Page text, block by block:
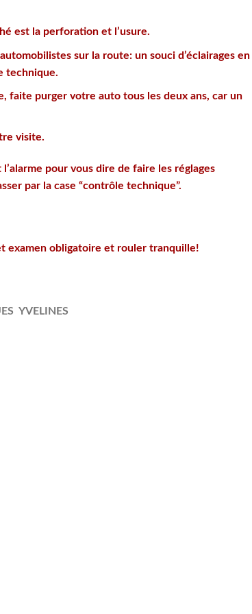
est la perforation et l’usure.
sur la route: un souci d’éclairages
technique.
faite purger votre auto tous les deux ans, car un
visite.
pour vous dire de faire les réglages
par la case “contrôle technique”.
examen obligatoire et rouler tranquille!
YVELINES